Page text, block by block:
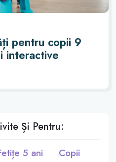
pentru copii 9
interactive
Și Pentru:
5 ani
Copii